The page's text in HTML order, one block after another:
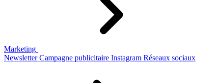
Marketing
Newsletter Campagne publicitaire Instagram Réseaux sociaux